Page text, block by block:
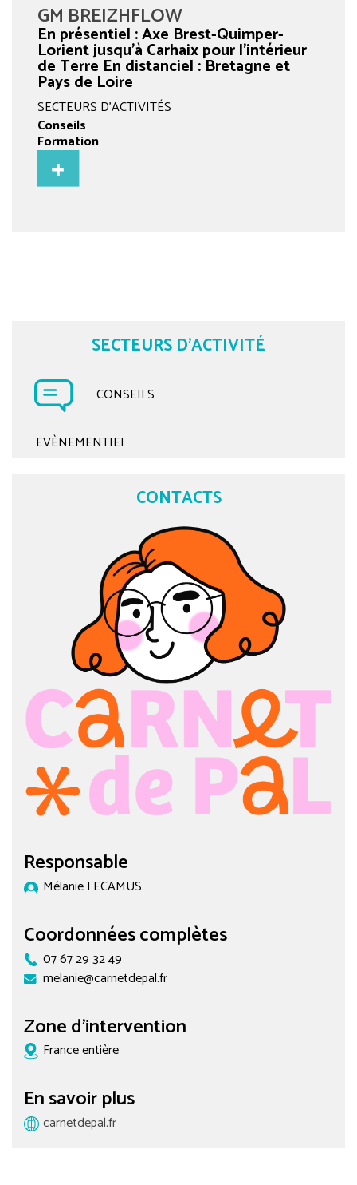
GM BREIZHFLOW
En présentiel : Axe Brest-Quimper-
Lorient jusqu’à Carhaix pour l’intérieur
de Terre En distanciel : Bretagne et
Pays de Loire
SECTEURS D'ACTIVITÉS
Conseils
Formation
SECTEURS D'ACTIVITÉ
CONSEILS
EVÈNEMENTIEL
CONTACTS
Responsable
Mélanie LECAMUS
Coordonnées complètes
07 67 29 32 49
melanie@carnetdepal.fr
Zone d'intervention
France entière
En savoir plus
carnetdepal.fr